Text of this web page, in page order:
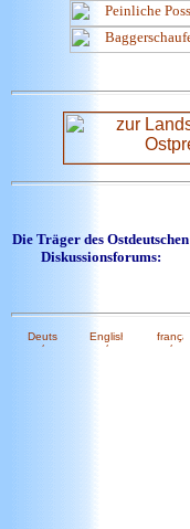
Die Träger des Ostdeutschen
Diskussionsforums: